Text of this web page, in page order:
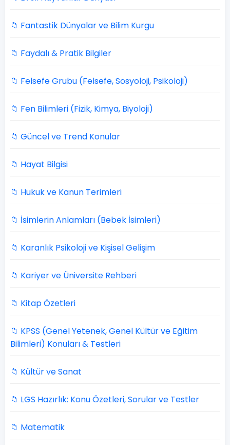
📁 Fantastik Dünyalar ve Bilim Kurgu
📁 Faydalı & Pratik Bilgiler
📁 Felsefe Grubu (Felsefe, Sosyoloji, Psikoloji)
📁 Fen Bilimleri (Fizik, Kimya, Biyoloji)
📁 Güncel ve Trend Konular
📁 Hayat Bilgisi
📁 Hukuk ve Kanun Terimleri
📁 İsimlerin Anlamları (Bebek İsimleri)
📁 Karanlık Psikoloji ve Kişisel Gelişim
📁 Kariyer ve Üniversite Rehberi
📁 Kitap Özetleri
📁 KPSS (Genel Yetenek, Genel Kültür ve Eğitim
Bilimleri) Konuları & Testleri
📁 Kültür ve Sanat
📁 LGS Hazırlık: Konu Özetleri, Sorular ve Testler
📁 Matematik